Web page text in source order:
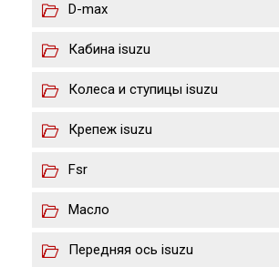
D-max
Кабина isuzu
Колеса и ступицы isuzu
Крепеж isuzu
Fsr
Масло
Передняя ось isuzu